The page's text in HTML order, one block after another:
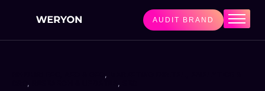
AUDIT BRAND
,
, ,